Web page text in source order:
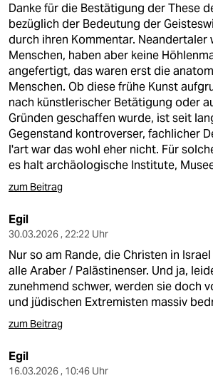
Danke für die Bestätigung der These
bezüglich der Bedeutung der
durch ihren Kommentar. Neandertaler
Menschen, haben aber keine
angefertigt, das waren erst die
Menschen. Ob diese frühe Kunst
nach künstlerischer Betätigung oder
Gründen geschaffen wurde, ist seit
Gegenstand kontroverser, fachlicher
l'art war das wohl eher nicht. Für
es halt archäologische Institute,
zum Beitrag
Egil
30.03.2026 , 22:22 Uhr
Nur so am Rande, die Christen in
alle Araber / Palästinenser. Und ja,
zunehmend schwer, werden sie doch
und jüdischen Extremisten massiv
zum Beitrag
Egil
16.03.2026 , 10:46 Uhr